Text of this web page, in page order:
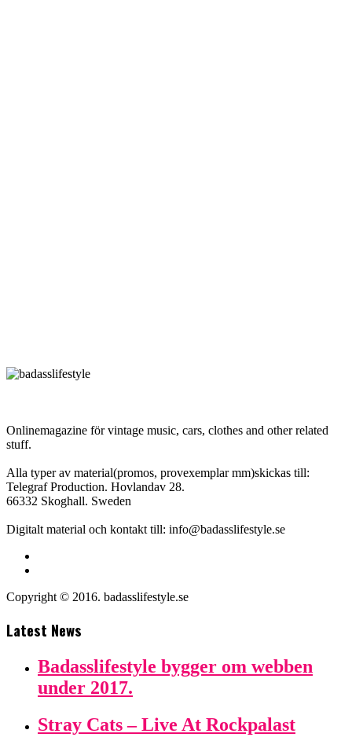
Onlinemagazine för vintage music, cars, clothes and other related
stuff.
Alla typer av material(promos, provexemplar mm)skickas till:
Telegraf Production. Hovlandav 28.
66332 Skoghall. Sweden
Digitalt material och kontakt till: info@badasslifestyle.se
Copyright © 2016. badasslifestyle.se
Latest News
Badasslifestyle bygger om webben
under 2017.
Stray Cats – Live At Rockpalast